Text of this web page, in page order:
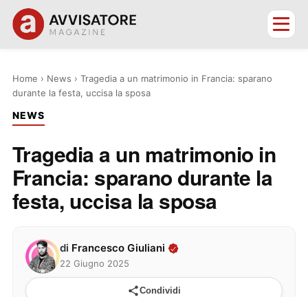
Home › News › Tragedia a un matrimonio in Francia: sparano
durante la festa, uccisa la sposa
NEWS
Tragedia a un matrimonio in
Francia: sparano durante la
festa, uccisa la sposa
di Francesco Giuliani
22 Giugno 2025
Condividi